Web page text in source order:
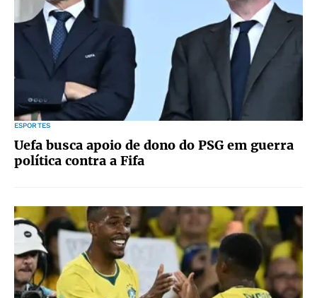
ESPORTES
Uefa busca apoio de dono do PSG em guerra
política contra a Fifa